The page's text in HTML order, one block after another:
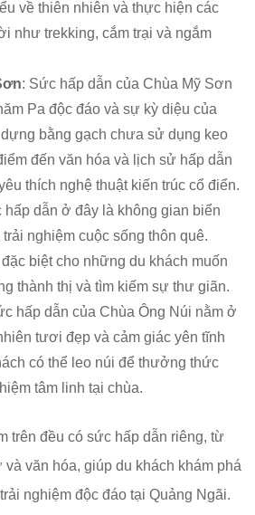
về thiên nhiên và thực hiện các
như trekking, cắm trại và ngắm
: Sức hấp dẫn của Chùa Mỹ Sơn
Pa độc đáo và sự kỳ diệu của
bằng gạch chưa sử dụng keo
đến văn hóa và lịch sử hấp dẫn
thích nghệ thuật kiến trúc cổ điển.
hấp dẫn ở đây là không gian biển
nghiệm cuộc sống thôn quê.
biệt cho những du khách muốn
thành thị và tìm kiếm sự thư giãn.
hấp dẫn của Chùa Ông Núi nằm ở
tươi đẹp và cảm giác yên tĩnh
có thể leo núi để thưởng thức
tâm linh tại chùa.
trên đều có sức hấp dẫn riêng, từ
văn hóa, giúp du khách khám phá
nghiệm độc đáo tại Quảng Ngãi.